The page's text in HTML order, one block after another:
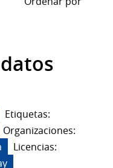
Etiquetas:
Organizaciones:
Licencias: